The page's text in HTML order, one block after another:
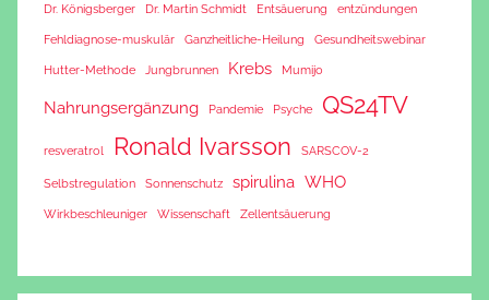
Dr. Königsberger Dr. Martin Schmidt Entsäuerung entzündungen
Fehldiagnose-muskulär Ganzheitliche-Heilung Gesundheitswebinar
Hutter-Methode Jungbrunnen Krebs Mumijo
Nahrungsergänzung Pandemie Psyche QS24TV
resveratrol Ronald Ivarsson SARSCOV-2
Selbstregulation Sonnenschutz spirulina WHO
Wirkbeschleuniger Wissenschaft Zellentsäuerung